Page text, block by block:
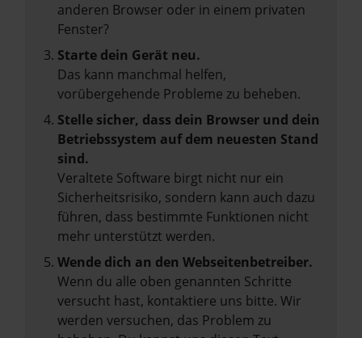
anderen Browser oder in einem privaten
Fenster?
Starte dein Gerät neu.
Das kann manchmal helfen,
vorübergehende Probleme zu beheben.
Stelle sicher, dass dein Browser und dein
Betriebssystem auf dem neuesten Stand
sind.
Veraltete Software birgt nicht nur ein
Sicherheitsrisiko, sondern kann auch dazu
führen, dass bestimmte Funktionen nicht
mehr unterstützt werden.
Wende dich an den Webseitenbetreiber.
Wenn du alle oben genannten Schritte
versucht hast, kontaktiere uns bitte. Wir
werden versuchen, das Problem zu